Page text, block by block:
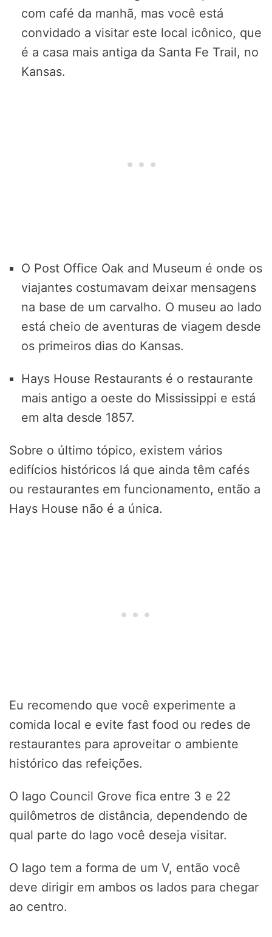
com café da manhã, mas você está
convidado a visitar este local icônico, que
é a casa mais antiga da Santa Fe Trail, no
Kansas.
O Post Office Oak and Museum é onde os
viajantes costumavam deixar mensagens
na base de um carvalho. O museu ao lado
está cheio de aventuras de viagem desde
os primeiros dias do Kansas.
Hays House Restaurants é o restaurante
mais antigo a oeste do Mississippi e está
em alta desde 1857.
Sobre o último tópico, existem vários
edifícios históricos lá que ainda têm cafés
ou restaurantes em funcionamento, então a
Hays House não é a única.
Eu recomendo que você experimente a
comida local e evite fast food ou redes de
restaurantes para aproveitar o ambiente
histórico das refeições.
O lago Council Grove fica entre 3 e 22
quilômetros de distância, dependendo de
qual parte do lago você deseja visitar.
O lago tem a forma de um V, então você
deve dirigir em ambos os lados para chegar
ao centro.